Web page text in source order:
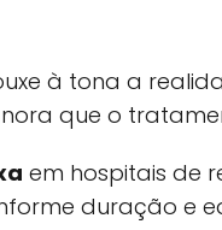
à tona a
que o
em hospitais de
duração e